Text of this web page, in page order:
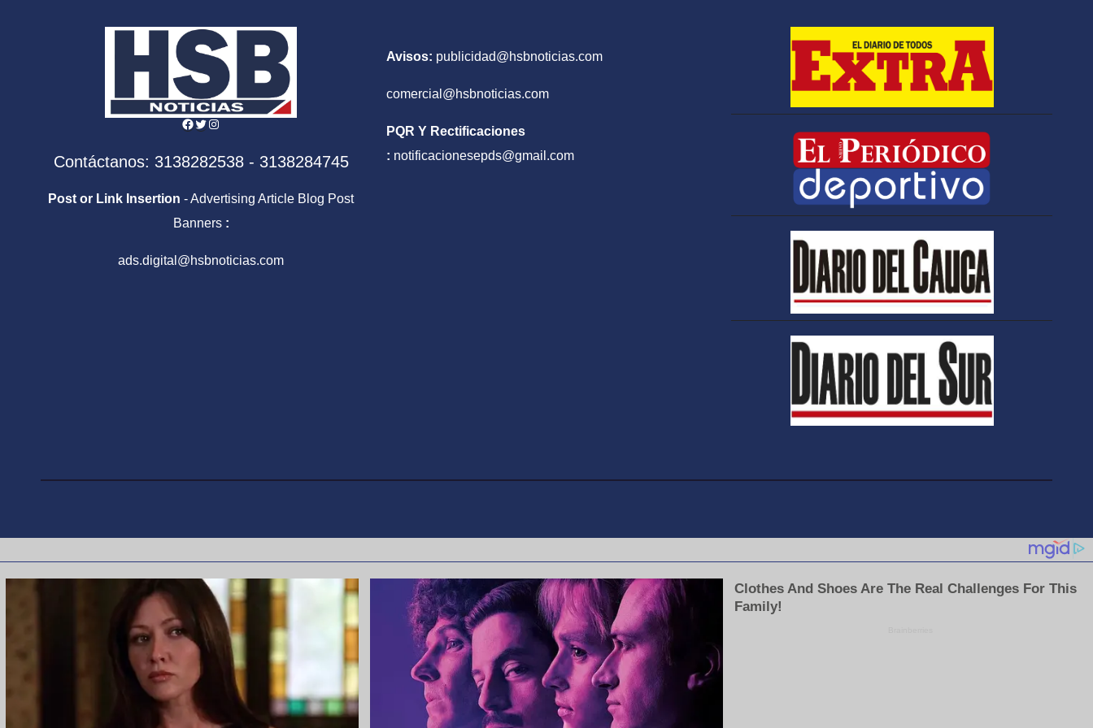
Facebook
Twitter
Instagram
Contáctanos: 3138282538 - 3138284745
Post or Link Insertion - Advertising Article Blog Post
Banners :
ads.digital@hsbnoticias.com
Avisos: publicidad@hsbnoticias.com
comercial@hsbnoticias.com
PQR Y Rectificaciones
: notificacionesepds@gmail.com